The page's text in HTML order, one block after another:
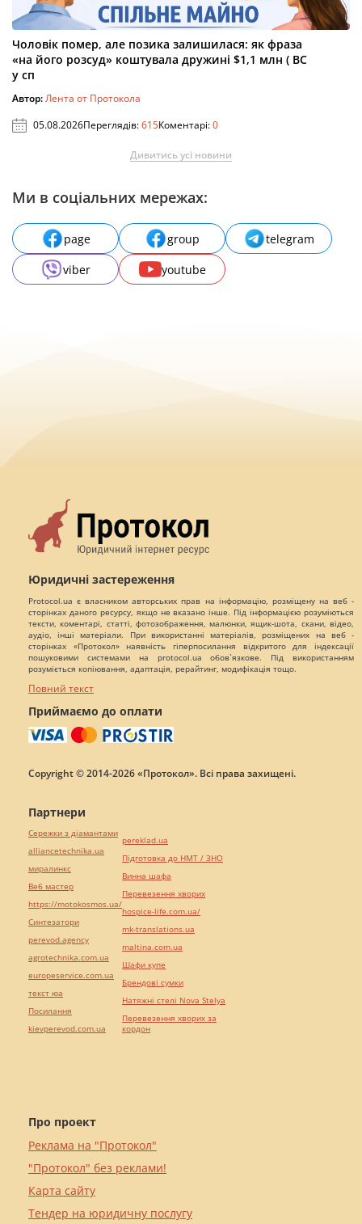
Чоловік помер, але позика залишилася: як фраза
«на його розсуд» коштувала дружині $1,1 млн ( ВС
у сп
Автор:Лента от Протокола
05.08.2026Переглядів:615Коментарі:0
Дивитись усі новини
Ми в соціальних мережах:
page group
telegram
viber
youtube
Юридичні застереження
Protocol.ua є власником авторських прав на інформацію, розміщену на веб -
сторінках даного ресурсу, якщо не вказано інше. Під інформацією розуміються
тексти, коментарі, статті, фотозображення, малюнки, ящик-шота, скани, відео,
аудіо, інші матеріали. При використанні матеріалів, розміщених на веб -
сторінках «Протокол» наявність гіперпосилання відкритого для індексації
пошуковими системами на protocol.ua обов`язкове. Під використанням
розуміється копіювання, адаптація, рерайтинг, модифікація тощо.
Повний текст
Приймаємо до оплати
Copyright © 2014-2026 «Протокол». Всі права захищені.
Про проект
Реклама на "Протокол"
"Протокол" без реклами!
Карта сайту
Тендер на юридичну послугу
Партнери
Сережки з діамантами
alliancetechnika.ua
миралинкс
Веб мастер
https://motokosmos.ua/
Синтезатори
perevod.agency
agrotechnika.com.ua
europeservice.com.ua
текст юа
Посилання
kievperevod.com.ua
pereklad.ua
Підготовка до НМТ / ЗНО
Винна шафа
Перевезення хворих
hospice-life.com.ua/
mk-translations.ua
maltina.com.ua
Шафи купе
Брендові сумки
Натяжні стелі Nova Stelya
Перевезення хворих за
кордон